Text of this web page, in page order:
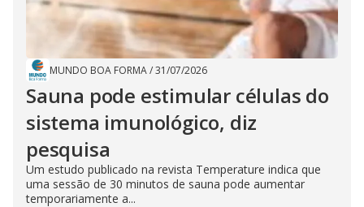
MUNDO BOA FORMA/31/07/2026
Sauna pode estimular células do
sistema imunológico, diz
pesquisa
Um estudo publicado na revista Temperature indica que
uma sessão de 30 minutos de sauna pode aumentar
temporariamente a...